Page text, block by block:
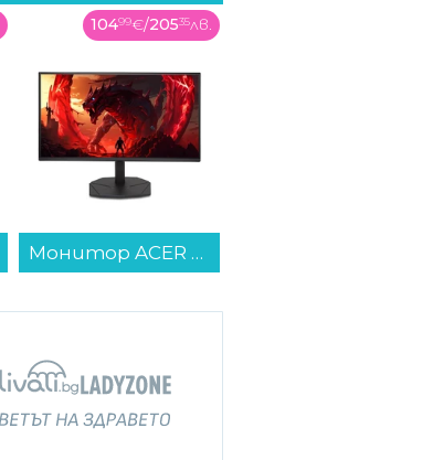
10499€/20535лв.
Монитор ACER NITRO KG241YX3bip UM.QX1EE.312 , 23.80...